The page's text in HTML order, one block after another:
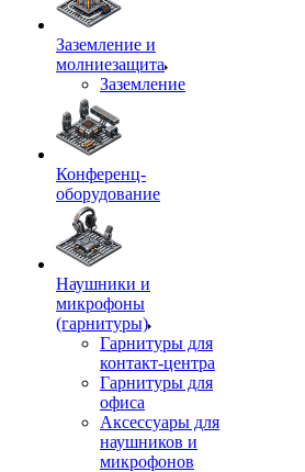
Заземление и
молниезащита
Заземление
Конференц-
оборудование
Наушники и
микрофоны
(гарнитуры)
Гарнитуры для
контакт-центра
Гарнитуры для
офиса
Аксессуары для
наушников и
микрофонов